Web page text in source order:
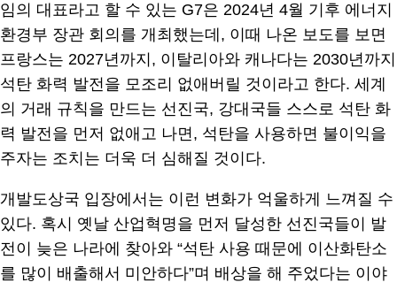
임의 대표라고 할 수 있는 G7은 2024년 4월 기후 에너지
환경부 장관 회의를 개최했는데, 이때 나온 보도를 보면
프랑스는 2027년까지, 이탈리아와 캐나다는 2030년까지
석탄 화력 발전을 모조리 없애버릴 것이라고 한다. 세계
의 거래 규칙을 만드는 선진국, 강대국들 스스로 석탄 화
력 발전을 먼저 없애고 나면, 석탄을 사용하면 불이익을
주자는 조치는 더욱 더 심해질 것이다.
개발도상국 입장에서는 이런 변화가 억울하게 느껴질 수
있다. 혹시 옛날 산업혁명을 먼저 달성한 선진국들이 발
전이 늦은 나라에 찾아와 “석탄 사용 때문에 이산화탄소
를 많이 배출해서 미안하다”며 배상을 해 주었다는 이야